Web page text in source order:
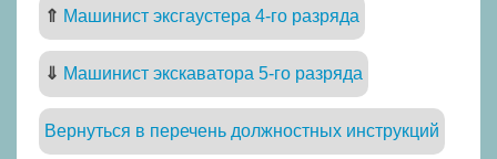
⇑ Машинист эксгаустера 4-го разряда
⇓ Машинист экскаватора 5-го разряда
Вернуться в перечень должностных инструкций